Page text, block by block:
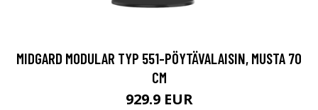
MIDGARD MODULAR TYP 551-PÖYTÄVALAISIN, MUSTA 70
CM
929.9 EUR